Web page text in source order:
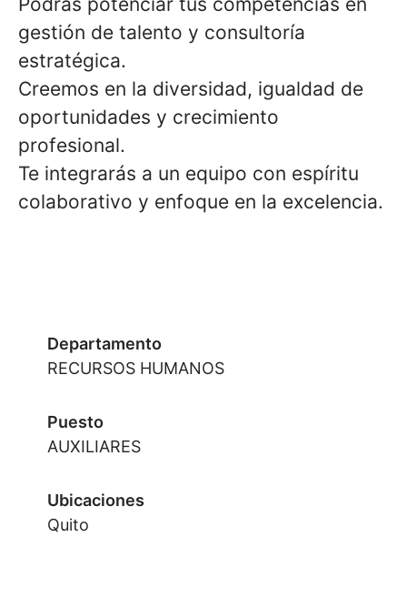
gestión de talento y consultoría
estratégica.
Creemos en la diversidad, igualdad de
oportunidades y crecimiento
profesional.
Te integrarás a un equipo con espíritu
colaborativo y enfoque en la excelencia.
Departamento
RECURSOS HUMANOS
Puesto
AUXILIARES
Ubicaciones
Quito